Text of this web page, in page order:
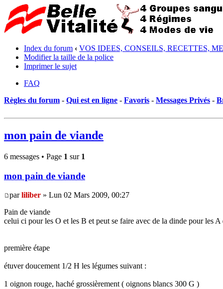
Index du forum ‹ VOS IDEES, CONSEILS, RECETTES,
Modifier la taille de la police
Imprimer le sujet
FAQ
Règles du forum - Qui est en ligne - Favoris - Messages Privés -
mon pain de viande
6 messages • Page 1 sur 1
mon pain de viande
parliliber » Lun 02 Mars 2009, 00:27
Pain de viande
celui ci pour les O et les B et peut se faire avec de la dinde pour les A
première étape
étuver doucement 1/2 H les légumes suivant :
1 oignon rouge, haché grossièrement ( oignons blancs 300 G )